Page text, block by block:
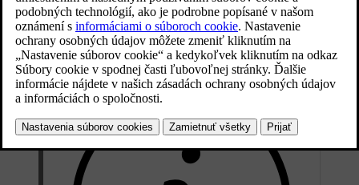
informácie o stanici. Ak využívate službu verejnej nabíjacej stanice
Volvo (VPCS), informácie o stanici nájdete v aplikácii Volvo Cars
pod symbolom mapy
.